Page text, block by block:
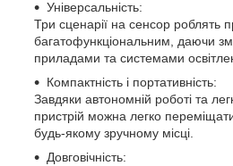
Універсальність:
Три сценарії на сенсор роблять
багатофункціональним, даючи
приладами та системами
Компактність і портативність:
Завдяки автономній роботі та
пристрій можна легко
будь-якому зручному місці.
Довговічність: